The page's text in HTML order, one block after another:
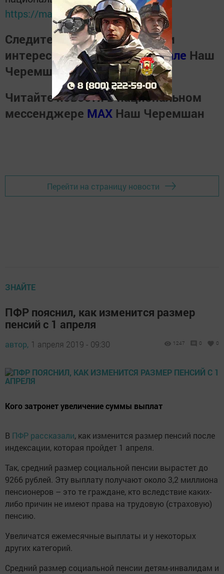
https://max.ru/tatmedia
Следите за самым важным и
интересным вТелеграм канале Наш
Черемшан
Читайте новости в национальном
мессенджере MАХ Наш Черемшан
Перейти на страницу новости
ЗНАЙТЕ
ПФР пояснил, как изменится размер
пенсий с 1 апреля
автор, 1 апреля 2019 - 09:30 1247 0 0
Кого затронет увеличение суммы выплат
В ПФР рассказали, как изменится размер пенсий после
индексации, которая пройдет 1 апреля.
Так, средний размер социальной пенсии вырастет до
9266 рублей. Эту выплату получают около 3,2 миллиона
пенсионеров – это те граждане, кто вследствие каких-
либо причин не имеют права на трудовую (страховую)
пенсию.
Увеличатся ежемесячные выплаты и у некоторых
других категорий.
Средний размер социальной пенсии детям-инвалидам и